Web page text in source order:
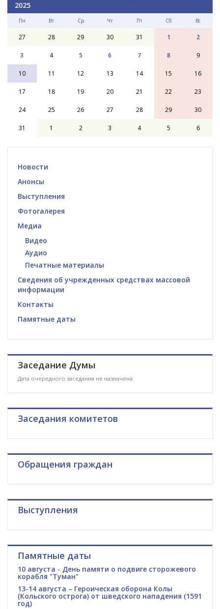
2025
Пн Вт Ср Чт Пт Сб Вс
27 28 29 30 31 1 2
3 4 5 6 7 8 9
10 11 12 13 14 15 16
17 18 19 20 21 22 23
24 25 26 27 28 29 30
31 1 2 3 4 5 6
Новости
Анонсы
Выступления
Фотогалерея
Медиа
Видео
Аудио
Печатные материалы
Сведения об учрежденных средствах массовой
информации
Контакты
Памятные даты
Заседание Думы
Дата очередного заседания не назначена
Заседания комитетов
Обращения граждан
Выступления
Памятные даты
10 августа - День памяти о подвиге сторожевого
корабля "Туман"
13-14 августа – Героическая оборона Колы
(Кольского острога) от шведского нападения (1591
год)